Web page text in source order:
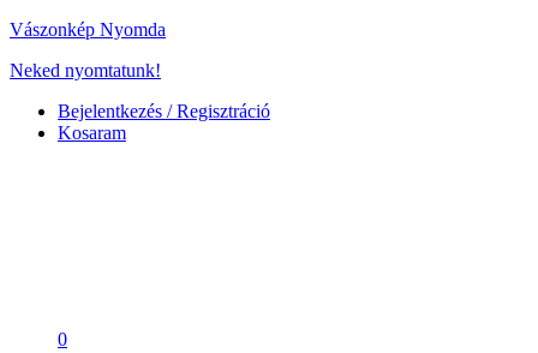
Vászonkép Nyomda
Neked nyomtatunk!
Bejelentkezés / Regisztráció
Kosaram
0